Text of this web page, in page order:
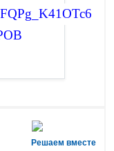
Решаем вместе